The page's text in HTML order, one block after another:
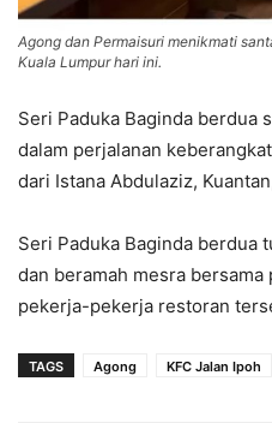
Agong dan Permaisuri menikmati
Kuala Lumpur hari ini.
Seri Paduka Baginda berdua
dalam perjalanan
dari Istana Abdulaziz,
Seri Paduka Baginda berdua
dan beramah mesra
pekerja-pekerja restoran
TAGS Agong KFC Jalan Ipoh